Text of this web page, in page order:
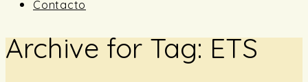
Contacto
Archive for Tag: ETS